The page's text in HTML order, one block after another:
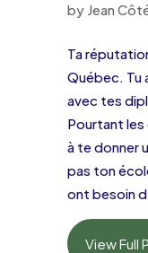
by Jean
Ta
Québec. Tu
avec tes
Pourtant
à te donner
pas ton
ont besoin
View Full